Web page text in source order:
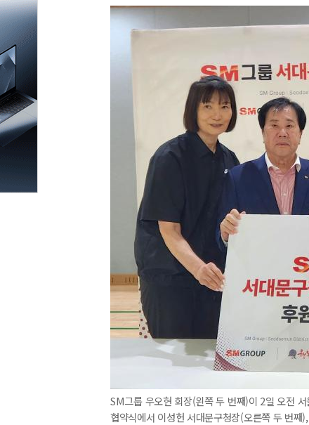
SM그룹 우오현 회장(왼쪽 두 번째)이 2일 오전
협약식에서 이성헌 서대문구청장(오른쪽 두 번